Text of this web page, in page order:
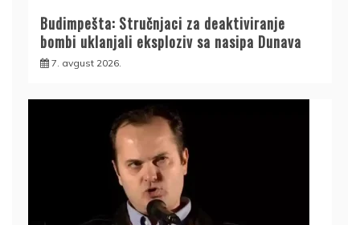
Budimpešta: Stručnjaci za deaktiviranje
bombi uklanjali eksploziv sa nasipa Dunava
7. avgust 2026.